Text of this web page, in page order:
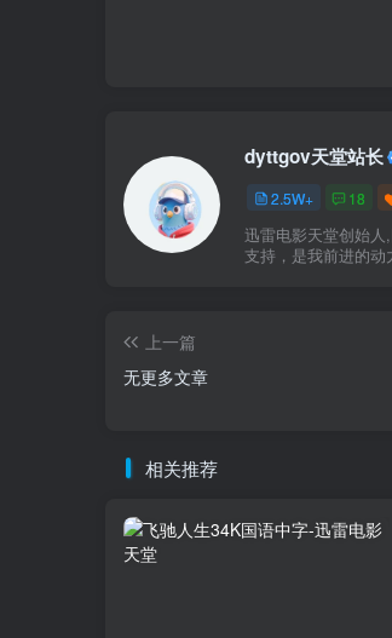
dyttgov天堂站长
2.5W+ 18
迅雷电影天堂创始
支持，是我前进的动
上一篇
无更多文章
相关推荐